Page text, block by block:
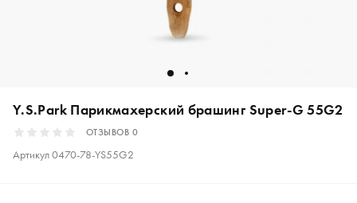
Y.S.Park Парикмахерский брашинг Super-G 55G2
ОТЗЫВОВ 0
Артикул0470-78-YS55G2